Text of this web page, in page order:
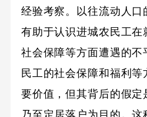
经验考察。以往流动人口
有助于认识进城农民工在
社会保障等方面遭遇的不
民工的社会保障和福利
要价值，但其背后的假